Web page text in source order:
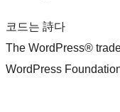
코드는 詩다
The WordPress®
WordPress